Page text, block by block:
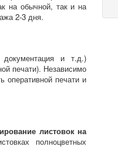
на обычной, так и на
2-3 дня.
и т.д.)
печати). Независимо
оперативной печати и
листовок на
полноцветных